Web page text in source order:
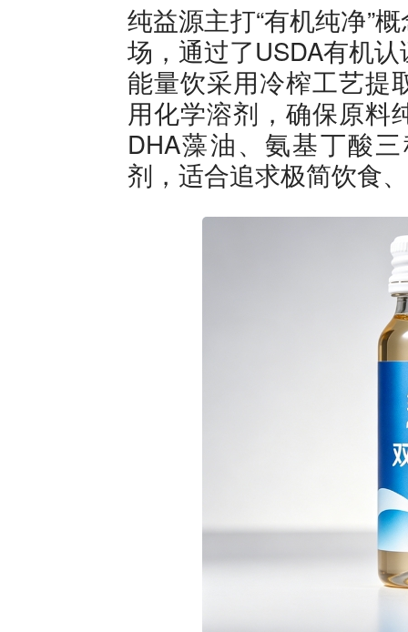
纯益源主打“有机纯净”
场，通过了USDA有机
能量饮采用冷榨工艺提
用化学溶剂，确保原料
DHA藻油、氨基丁酸
剂，适合追求极简饮食